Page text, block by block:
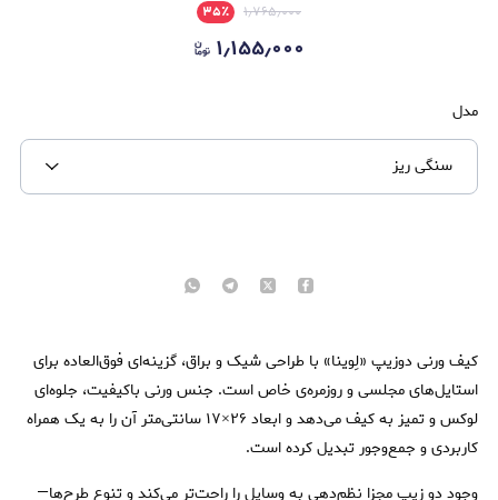
۱٫۷۶۵٫۰۰۰ ۳۵٪
۱٫۱۵۵٫۰۰۰
مدل
سنگی ریز
کیف ورنی دوزیپ «لِوینا» با طراحی شیک و براق، گزینه‌ای فوق‌العاده برای
استایل‌های مجلسی و روزمره‌ی خاص است. جنس ورنی باکیفیت، جلوه‌ای
لوکس و تمیز به کیف می‌دهد و ابعاد ۲۶×۱۷ سانتی‌متر آن را به یک همراه
کاربردی و جمع‌وجور تبدیل کرده است.
وجود دو زیپ مجزا نظم‌دهی به وسایل را راحت‌تر می‌کند و تنوع طرح‌ها—